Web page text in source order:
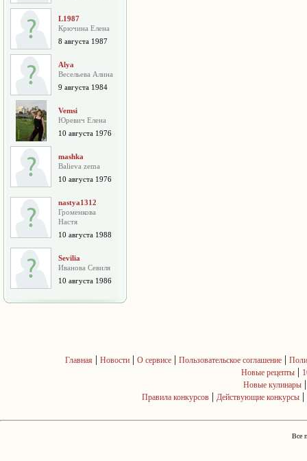
L1987
Крючина Елена
8 августа 1987
Alya
Весельева Алина
9 августа 1984
Vemsi
Юревич Елена
10 августа 1976
mashka
Balieva zema
10 августа 1976
nastya1312
Громенкова
Настя
10 августа 1988
Sevilia
Иванова Севиля
10 августа 1986
Главная | Новости| О сервисе| Пользовательское соглашение|
Новые рецепты |
Новые кулинары
Правила конкурсов | Действующие конкурсы |
Все